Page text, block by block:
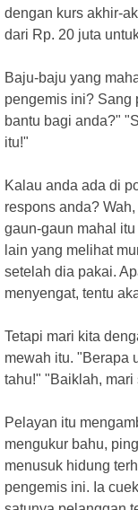
dengan kurs akhir-
dari Rp. 20 juta
Baju-baju yang
pengemis ini? Sang
bantu bagi anda?"
itu!"
Kalau anda ada di
respons anda?
gaun-gaun mahal
lain yang melihat
setelah dia pakai.
menyengat, tentu
Tetapi mari kita
mewah itu. "Berapa
tahu!" "Baiklah, mari
Pelayan itu
mengukur bahu,
menusuk hidung
pengemis ini. Ia